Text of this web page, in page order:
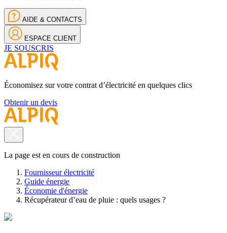
AIDE & CONTACTS
ESPACE CLIENT
JE SOUSCRIS
Économisez sur votre contrat d’électricité en quelques clics
Obtenir un devis
La page est en cours de construction
Fournisseur électricité
Guide énergie
Économie d'énergie
Récupérateur d’eau de pluie : quels usages ?